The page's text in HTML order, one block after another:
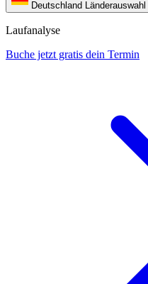
Deutschland Länderauswahl
Laufanalyse
Buche jetzt gratis dein Termin